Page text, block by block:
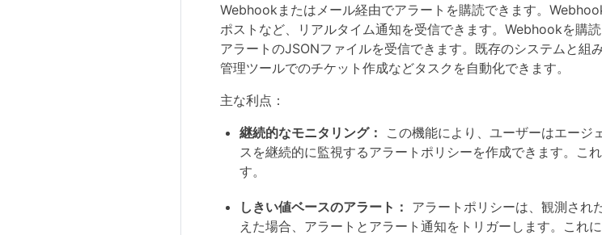
Webhookまたはメール経由でアラートを購読できます。
ポストなど、リアルタイム通知を受信できます。Webhookを購
アラートのJSONファイルを受信できます。既存のシステムと組
管理ツールでのチケット作成などタスクを自動化できます。
主な利点：
継続的なモニタリング：
この機能により、ユーザーはエージ
スを継続的に監視するアラートポリシーを作成できます。こ
す。
しきい値ベースのアラート： アラートポリシーは、観測され
えた場合、アラートとアラート通知をトリガーします。これ